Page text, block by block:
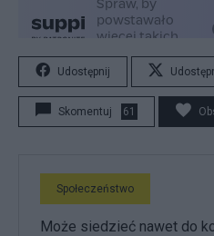
Udostępnij
Skomentuj 61
Społeczeństwo
Może siedzieć nawet do